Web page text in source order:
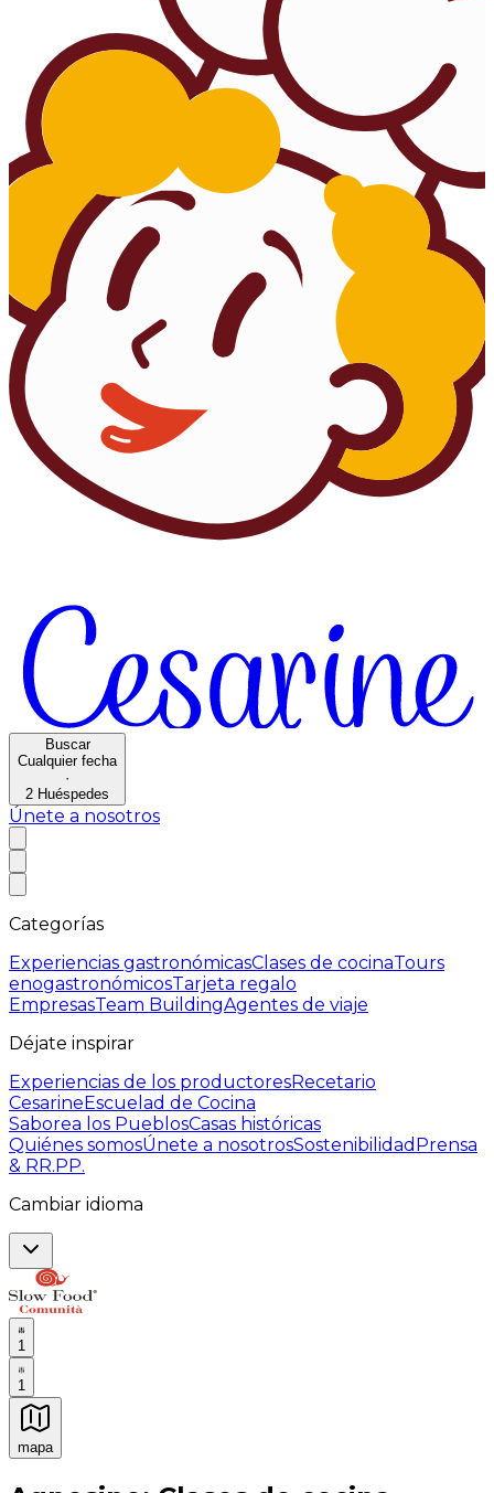
Buscar
Cualquier fecha
·
2 Huéspedes
Únete a nosotros
Categorías
Experiencias gastronómicasClases de cocinaTours
enogastronómicosTarjeta regalo
EmpresasTeam BuildingAgentes de viaje
Déjate inspirar
Experiencias de los productoresRecetario
CesarineEscuelad de Cocina
Saborea los PueblosCasas históricas
Quiénes somosÚnete a nosotrosSostenibilidad Prensa
& RR.PP.
Cambiar idioma
1
1
mapa